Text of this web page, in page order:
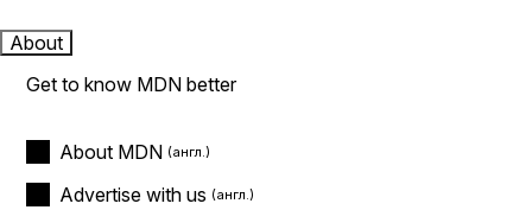
About
Get to know MDN better
About MDN
Advertise with us